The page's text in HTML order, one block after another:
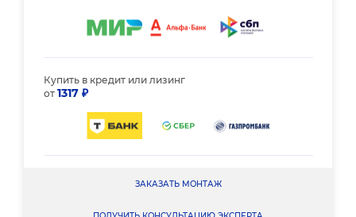
Купить в кредит или лизинг
от 1317 ₽
ЗАКАЗАТЬ МОНТАЖ